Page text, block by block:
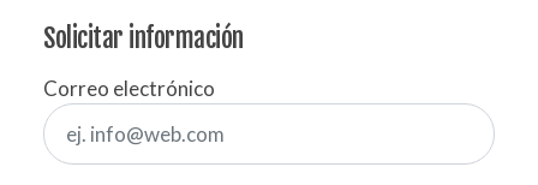
Solicitar información
Correo electrónico